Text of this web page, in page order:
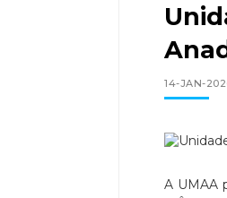
14-JAN-
A UMAA